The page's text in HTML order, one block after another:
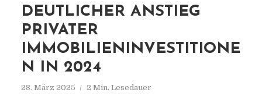
DEUTLICHER ANSTIEG
PRIVATER
IMMOBILIENINVESTITIONE
N IN 2024
28. März 2025 2 Min. Lesedauer